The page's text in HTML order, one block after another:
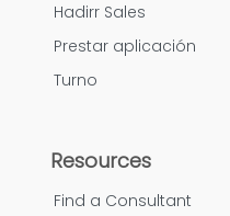
Hadirr Sales
Prestar aplicación
Turno
Resources
Find a Consultant